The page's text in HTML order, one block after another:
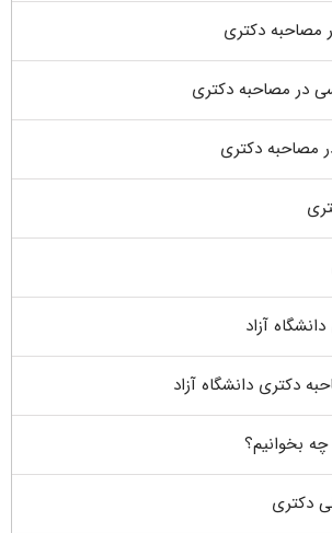
مصاحبه دکتری
در مصاحبه دکتری
مصاحبه دکتری
آزاد
دکتری دانشگاه آزاد
بخوانیم؟
دکتری